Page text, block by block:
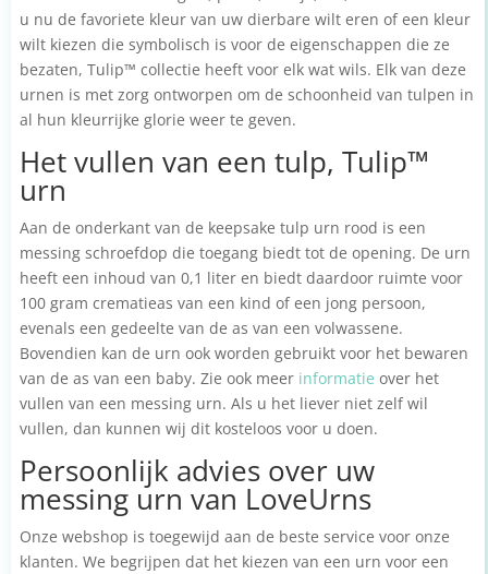
u nu de favoriete kleur van uw dierbare wilt eren of een kleur
wilt kiezen die symbolisch is voor de eigenschappen die ze
bezaten, Tulip™ collectie heeft voor elk wat wils. Elk van deze
urnen is met zorg ontworpen om de schoonheid van tulpen in
al hun kleurrijke glorie weer te geven.
Het vullen van een tulp, Tulip™
urn
Aan de onderkant van de keepsake tulp urn rood is een
messing schroefdop die toegang biedt tot de opening. De urn
heeft een inhoud van 0,1 liter en biedt daardoor ruimte voor
100 gram crematieas van een kind of een jong persoon,
evenals een gedeelte van de as van een volwassene.
Bovendien kan de urn ook worden gebruikt voor het bewaren
van de as van een baby. Zie ook meer informatie over het
vullen van een messing urn. Als u het liever niet zelf wil
vullen, dan kunnen wij dit kosteloos voor u doen.
Persoonlijk advies over uw
messing urn van LoveUrns
Onze webshop is toegewijd aan de beste service voor onze
klanten. We begrijpen dat het kiezen van een urn voor een